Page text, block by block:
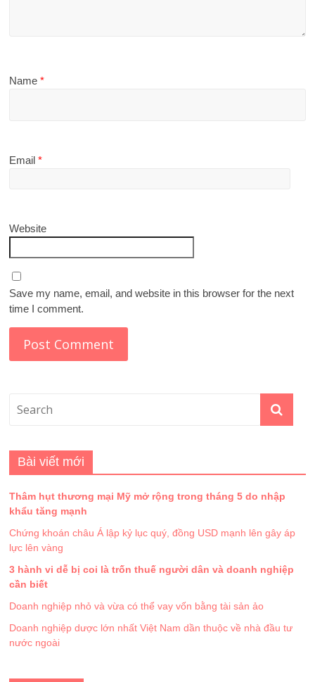
Name*
Email*
Website
Save my name, email, and website in this browser for the next
time I comment.
Bài viết mới
Thâm hụt thương mại Mỹ mở rộng trong tháng 5 do nhập
khẩu tăng mạnh
Chứng khoán châu Á lập kỷ lục quý, đồng USD mạnh lên gây áp
lực lên vàng
3 hành vi dễ bị coi là trốn thuế người dân và doanh nghiệp
cần biết
Doanh nghiệp nhỏ và vừa có thể vay vốn bằng tài sản ảo
Doanh nghiệp dược lớn nhất Việt Nam dần thuộc về nhà đầu tư
nước ngoài